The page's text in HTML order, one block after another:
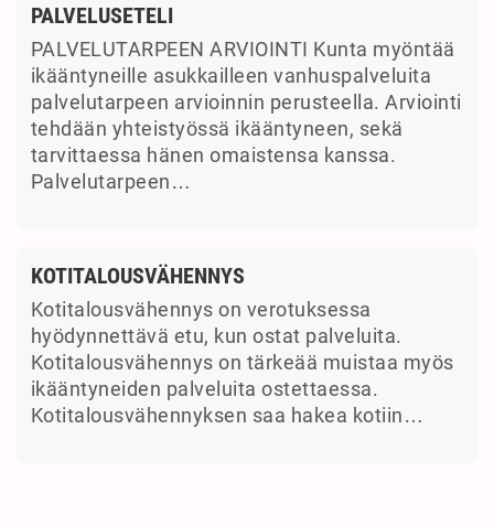
PALVELUSETELI
PALVELUTARPEEN ARVIOINTI Kunta myöntää
ikääntyneille asukkailleen vanhuspalveluita
palvelutarpeen arvioinnin perusteella. Arviointi
tehdään yhteistyössä ikääntyneen, sekä
tarvittaessa hänen omaistensa kanssa.
Palvelutarpeen…
KOTITALOUSVÄHENNYS
Kotitalousvähennys on verotuksessa
hyödynnettävä etu, kun ostat palveluita.
Kotitalousvähennys on tärkeää muistaa myös
ikääntyneiden palveluita ostettaessa.
Kotitalousvähennyksen saa hakea kotiin…